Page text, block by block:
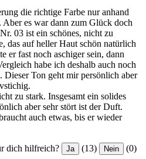
die richtige Farbe nur anhand
Aber es war dann zum Glück doch
03 ist ein schönes, nicht zu
das auf heller Haut schön natürlich
er fast noch aschiger sein, dann
habe ich deshalb auch noch
Dieser Ton geht mir persönlich aber
zu stark. Insgesamt ein solides
aber sehr stört ist der Duft.
auch etwas, bis er wieder
dich hilfreich? Ja (13) Nein (0)